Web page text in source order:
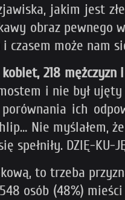
jakim jest
obraz
i czasem może nam
kobiet, 218 mężczyzn i
i nie był ujęty
porównania ich
Nie
spełniły. DZIĘ-KU-
to trzeba
osób (48%)